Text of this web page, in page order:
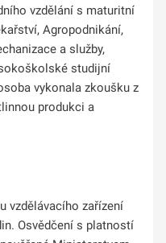
vzdělání s maturitní
Agropodnikání,
a služby,
studijní
vykonala zkoušku z
produkci a
vzdělávacího zařízení
Osvědčení s platností